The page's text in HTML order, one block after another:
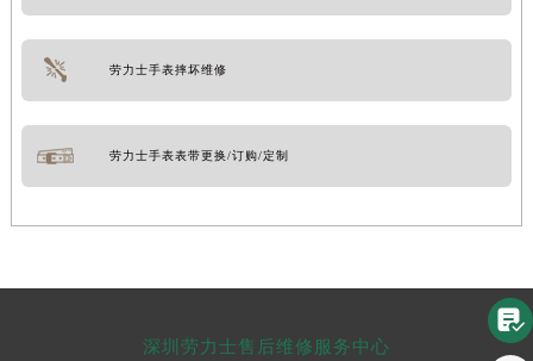
劳力士手表摔坏维修
劳力士手表表带更换/订购/定制
深圳劳力士售后维修服务中心
